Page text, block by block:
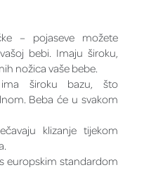
– pojaseve možete
bebi. Imaju široku,
nožica vaše bebe.
široku bazu, što
Beba će u svakom
klizanje tijekom
europskim standardom